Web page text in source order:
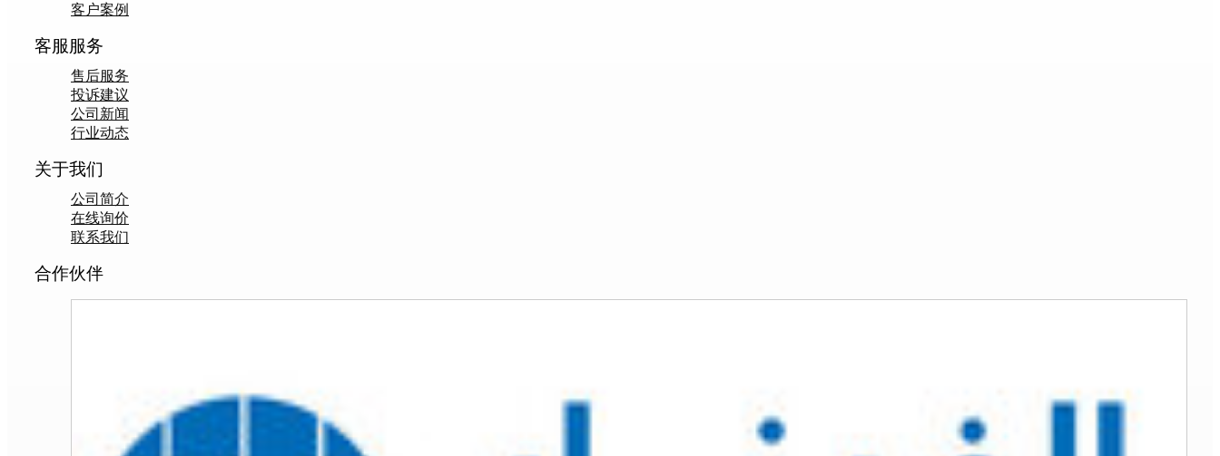
客户案例
客服服务
售后服务
投诉建议
公司新闻
行业动态
关于我们
公司简介
在线询价
联系我们
合作伙伴